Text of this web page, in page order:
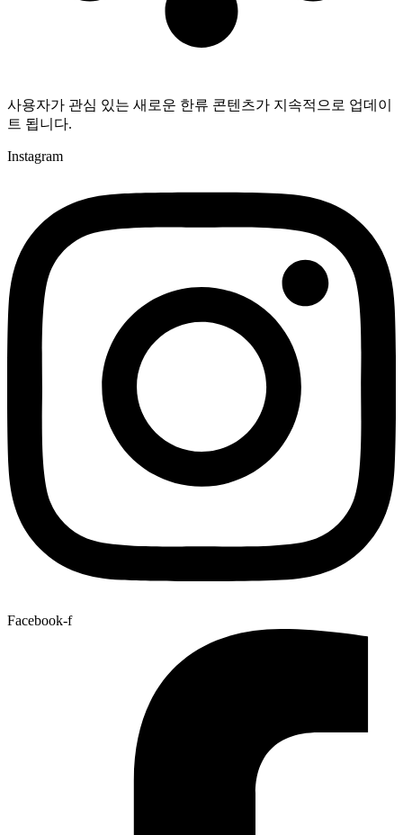
사용자가 관심 있는 새로운 한류 콘텐츠가 지속적으로 업데이
트 됩니다.
Instagram
Facebook-f